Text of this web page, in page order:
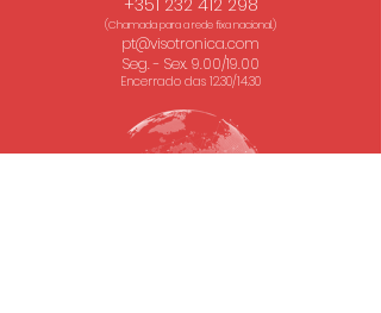
+351 232 412 298
(Chamada para a rede fixa nacional.)
pt@visotronica.com
Seg. - Sex. 9.00/19.00
Encerrado das 12.30/14.30